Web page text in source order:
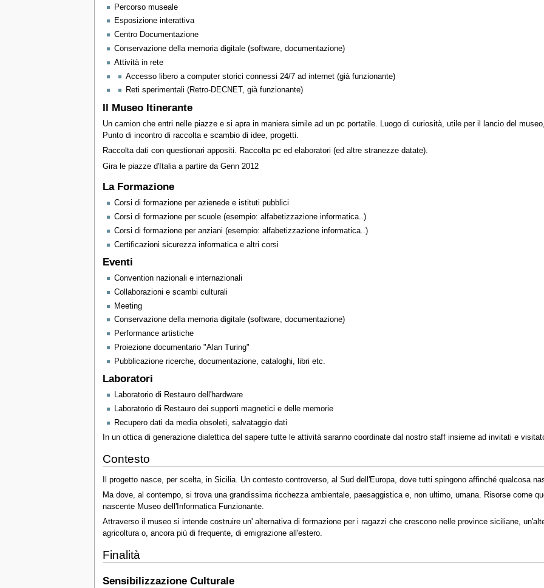
Percorso museale
Esposizione interattiva
Centro Documentazione
Conservazione della memoria digitale (software, documentazione)
Attività in rete
Accesso libero a computer storici connessi 24/7 ad internet (già funzionante)
Reti sperimentali (Retro-DECNET, già funzionante)
Il Museo Itinerante
Un camion che entri nelle piazze e si apra in maniera simile ad un pc portatile. Luogo di curiosità, utile per il lancio del
Punto di incontro di raccolta e scambio di idee, progetti.
Raccolta dati con questionari appositi. Raccolta pc ed elaboratori (ed altre stranezze datate).
Gira le piazze d'Italia a partire da Genn 2012
La Formazione
Corsi di formazione per azienede e istituti pubblici
Corsi di formazione per scuole (esempio: alfabetizzazione informatica..)
Corsi di formazione per anziani (esempio: alfabetizzazione informatica..)
Certificazioni sicurezza informatica e altri corsi
Eventi
Convention nazionali e internazionali
Collaborazioni e scambi culturali
Meeting
Conservazione della memoria digitale (software, documentazione)
Performance artistiche
Proiezione documentario "Alan Turing"
Pubblicazione ricerche, documentazione, cataloghi, libri etc.
Laboratori
Laboratorio di Restauro dell'hardware
Laboratorio di Restauro dei supporti magnetici e delle memorie
Recupero dati da media obsoleti, salvataggio dati
In un ottica di generazione dialettica del sapere tutte le attività saranno coordinate dal nostro staff insieme ad invitati e
Contesto
Il progetto nasce, per scelta, in Sicilia. Un contesto controverso, al Sud dell'Europa, dove tutti spingono affinché qualcosa
Ma dove, al contempo, si trova una grandissima ricchezza ambientale, paesaggistica e, non ultimo, umana. Risorse come
nascente Museo dell'Informatica Funzionante.
Attraverso il museo si intende costruire un' alternativa di formazione per i ragazzi che crescono nelle province siciliane,
agricoltura o, ancora più di frequente, di emigrazione all'estero.
Finalità
Sensibilizzazione Culturale